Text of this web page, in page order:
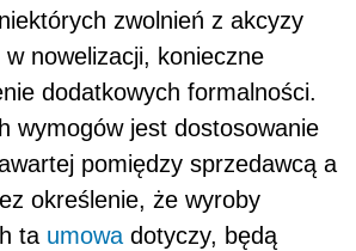
zwolnień z akcyzy
nowelizacji, konieczne
dodatkowych formalności.
wymogów jest dostosowanie
pomiędzy sprzedawcą a
określenie, że wyroby
ta umowadotyczy, będą